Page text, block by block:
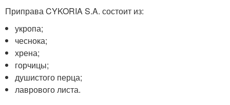
Приправа CYKORIA S.A. состоит из:
укропа;
чеснока;
хрена;
горчицы;
душистого перца;
лаврового листа.